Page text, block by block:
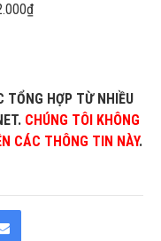
TỔNG HỢP TỪ NHIỀU
CHÚNG TÔI KHÔNG
CÁC THÔNG TIN NÀY.